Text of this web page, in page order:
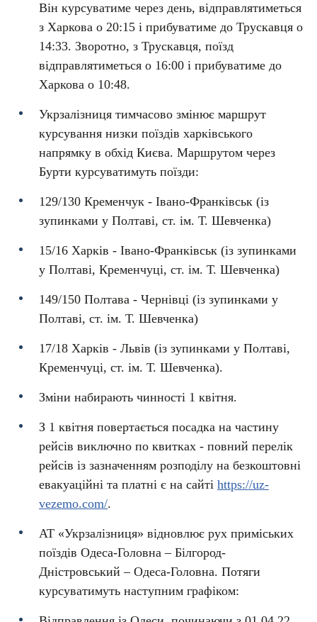
Він курсуватиме через день, відправлятиметься
з Харкова о 20:15 і прибуватиме до Трускавця о
14:33. Зворотно, з Трускавця, поїзд
відправлятиметься о 16:00 і прибуватиме до
Харкова о 10:48.
Укрзалізниця тимчасово змінює маршрут
курсування низки поїздів харківського
напрямку в обхід Києва. Маршрутом через
Бурти курсуватимуть поїзди:
129/130 Кременчук - Івано-Франківськ (із
зупинками у Полтаві, ст. ім. Т. Шевченка)
15/16 Харків - Івано-Франківськ (із зупинками
у Полтаві, Кременчуці, ст. ім. Т. Шевченка)
149/150 Полтава - Чернівці (із зупинками у
Полтаві, ст. ім. Т. Шевченка)
17/18 Харків - Львів (із зупинками у Полтаві,
Кременчуці, ст. ім. Т. Шевченка).
Зміни набирають чинності 1 квітня.
З 1 квітня повертається посадка на частину
рейсів виключно по квитках - повний перелік
рейсів із зазначенням розподілу на безкоштовні
евакуаційні та платні є на сайті https://uz-
vezemo.com/.
АТ «Укрзалізниця» відновлює рух приміських
поїздів Одеса-Головна – Білгород-
Дністровський – Одеса-Головна. Потяги
курсуватимуть наступним графіком: